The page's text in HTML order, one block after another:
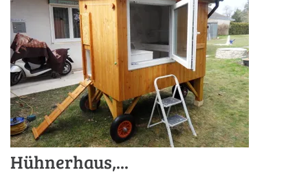
Hühnerhaus,...